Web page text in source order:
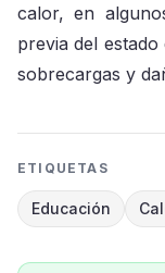
calor, en
previa del
sobrecargas y
ETIQUETAS
Educación